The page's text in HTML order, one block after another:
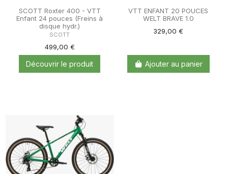
SCOTT Roxter 400 - VTT
Enfant 24 pouces (Freins à
disque hydr.)
SCOTT
499,00 €
Découvrir le produit
VTT ENFANT 20 POUCES
WELT BRAVE 1.0
329,00 €
Ajouter au panier